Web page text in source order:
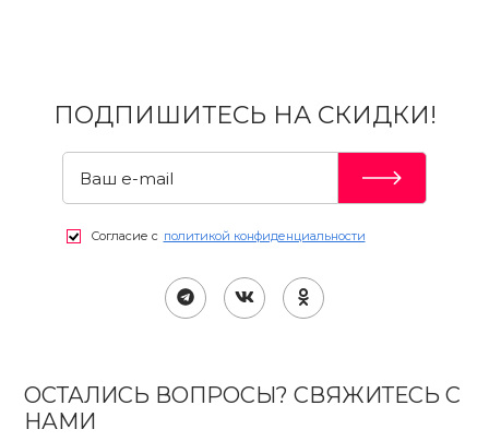
ПОДПИШИТЕСЬ НА СКИДКИ!
Согласие с политикой конфиденциальности
ОСТАЛИСЬ ВОПРОСЫ? СВЯЖИТЕСЬ С
НАМИ